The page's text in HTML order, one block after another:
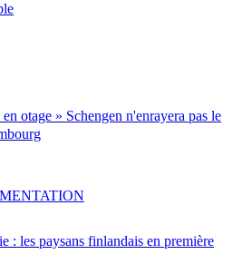
otage » Schengen n'enrayera pas le
: les paysans finlandais en première